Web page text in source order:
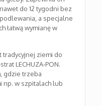
do 12 tygodni bez
a specjalne
łatwą wymianę w
tradycyjnej ziemi do
LECHUZA-PON.
gdzie trzeba
np. w szpitalach lub